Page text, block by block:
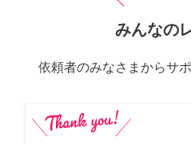
みんなの
依頼者のみなさまからサ